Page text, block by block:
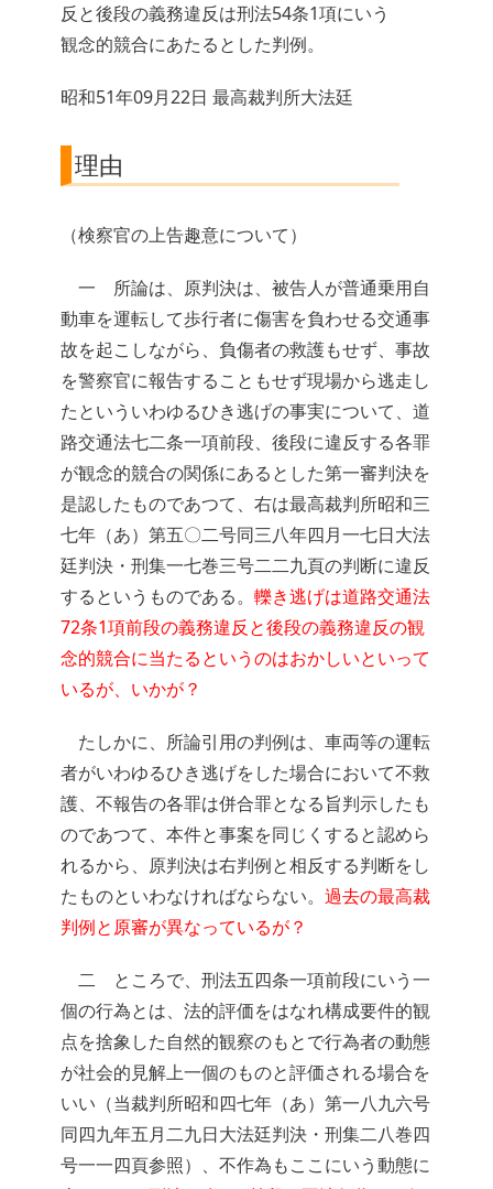
反と後段の義務違反は刑法54条1項にいう
観念的競合にあたるとした判例。
昭和51年09月22日 最高裁判所大法廷
理由
（検察官の上告趣意について）
一 所論は、原判決は、被告人が普通乗用自
動車を運転して歩行者に傷害を負わせる交通事
故を起こしながら、負傷者の救護もせず、事故
を警察官に報告することもせず現場から逃走し
たといういわゆるひき逃げの事実について、道
路交通法七二条一項前段、後段に違反する各罪
が観念的競合の関係にあるとした第一審判決を
是認したものであつて、右は最高裁判所昭和三
七年（あ）第五〇二号同三八年四月一七日大法
廷判決・刑集一七巻三号二二九頁の判断に違反
するというものである。 轢き逃げは道路交通法
72条1項前段の義務違反と後段の義務違反の観
念的競合に当たるというのはおかしいといって
いるが、いかが？
たしかに、所論引用の判例は、車両等の運転
者がいわゆるひき逃げをした場合において不救
護、不報告の各罪は併合罪となる旨判示したも
のであつて、本件と事案を同じくすると認めら
れるから、原判決は右判例と相反する判断をし
たものといわなければならない。 過去の最高裁
判例と原審が異なっているが？
二 ところで、刑法五四条一項前段にいう一
個の行為とは、法的評価をはなれ構成要件的観
点を捨象した自然的観察のもとで行為者の動態
が社会的見解上一個のものと評価される場合を
いい（当裁判所昭和四七年（あ）第一八九六号
同四九年五月二九日大法廷判決・刑集二八巻四
号一一四頁参照）、不作為もここにいう動態に